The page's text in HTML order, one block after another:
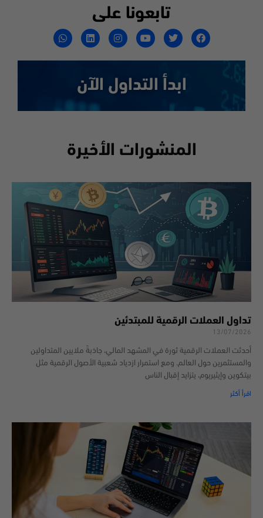
تابعونا على
ابدأ التداول الآن
المنشورات الأخيرة
تداول العملات الرقمية للمبتدئين
13/07/2026
أحدثت العملات الرقمية ثورة في المشهد المالي، جاذبةً ملايين المتداولين
والمستثمرين حول العالم. ومع استمرار ازدياد شعبية الأصول الرقمية مثل
بيتكوين وإيثيريوم، يتزايد إقبال الناس
اقرأ أكثر